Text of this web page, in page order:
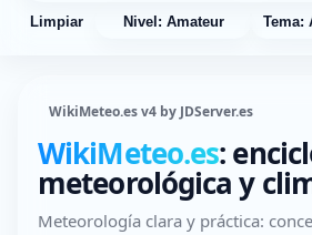
Limpiar Nivel: Amateur Tema:
WikiMeteo.es v4 by JDServer.es
WikiMeteo.es:
meteorológica y
Meteorología clara y práctica: